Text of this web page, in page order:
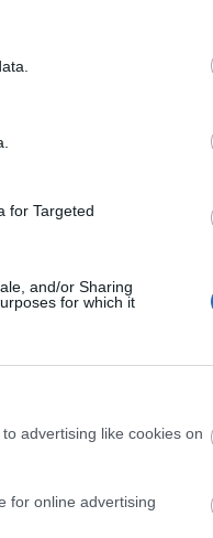
for Targeted
and/or Sharing
for which it
advertising like cookies on
for online advertising
κ.α.
χώρους όπως οι
του Επικούριου
υφαντικής και
κουλτούρα του
στη Σπάρτη και
και φορείς
περισσότερες
ενδιαφέρον για